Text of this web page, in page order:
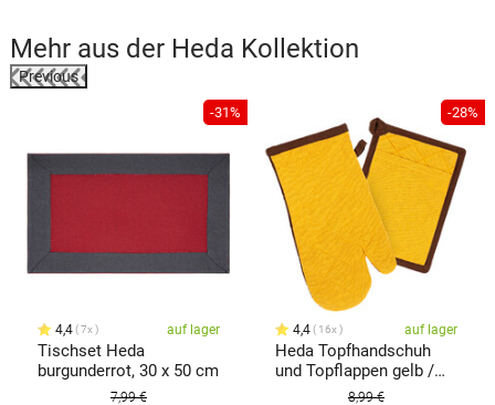
Mehr aus der Heda Kollektion
Previous
-31%
4,4 7x auf lager
Tischset Heda
burgunderrot, 30 x 50 cm
7,99 €
-28%
4,4 16x auf lager
Heda Topfhandschuh
und Topflappen gelb /
braun, 2er Set
8,99 €